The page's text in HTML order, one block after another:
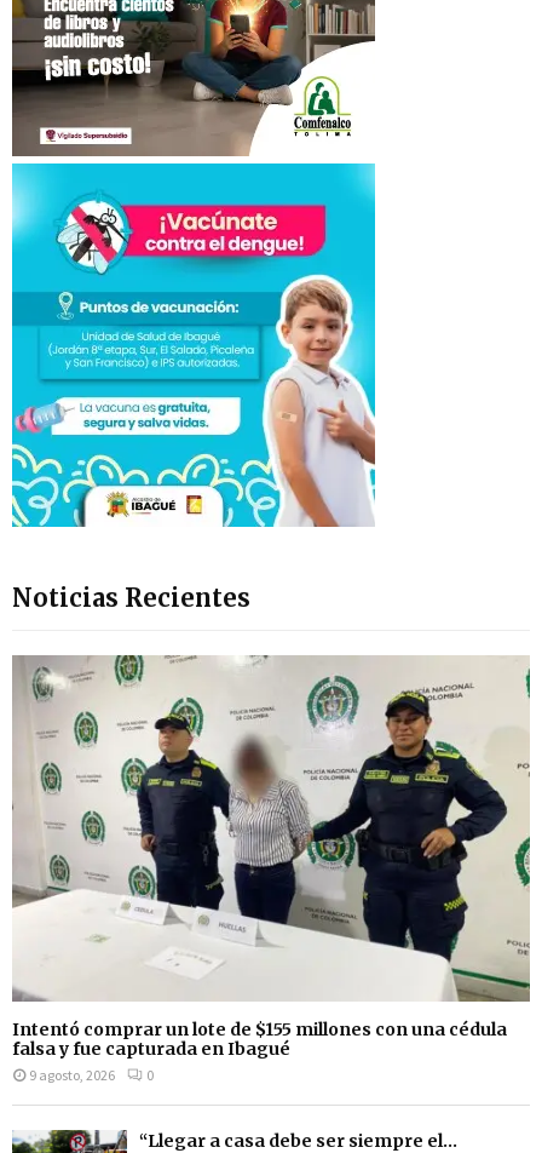
Noticias Recientes
Intentó comprar un lote de $155 millones con una cédula
falsa y fue capturada en Ibagué
9 agosto, 2026 0
“Llegar a casa debe ser siempre el...